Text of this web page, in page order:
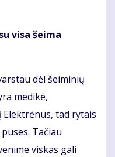
visa šeima
dėl šeiminių
medikė,
tad rytais
Tačiau
viskas gali